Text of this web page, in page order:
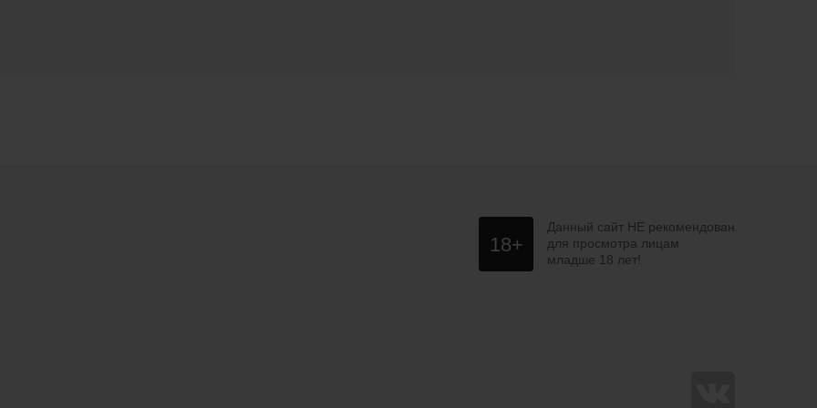
18+
Данный сайт НЕ рекомендован
для просмотра лицам
младше 18 лет!